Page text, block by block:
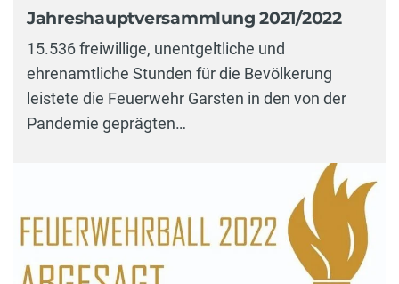
Jahreshauptversammlung 2021/2022
15.536 freiwillige, unentgeltliche und
ehrenamtliche Stunden für die Bevölkerung
leistete die Feuerwehr Garsten in den von der
Pandemie geprägten…